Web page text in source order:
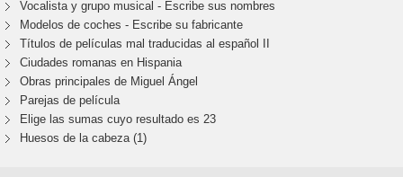
Vocalista y grupo musical - Escribe sus nombres
Modelos de coches - Escribe su fabricante
Títulos de películas mal traducidas al español II
Ciudades romanas en Hispania
Obras principales de Miguel Ángel
Parejas de película
Elige las sumas cuyo resultado es 23
Huesos de la cabeza (1)